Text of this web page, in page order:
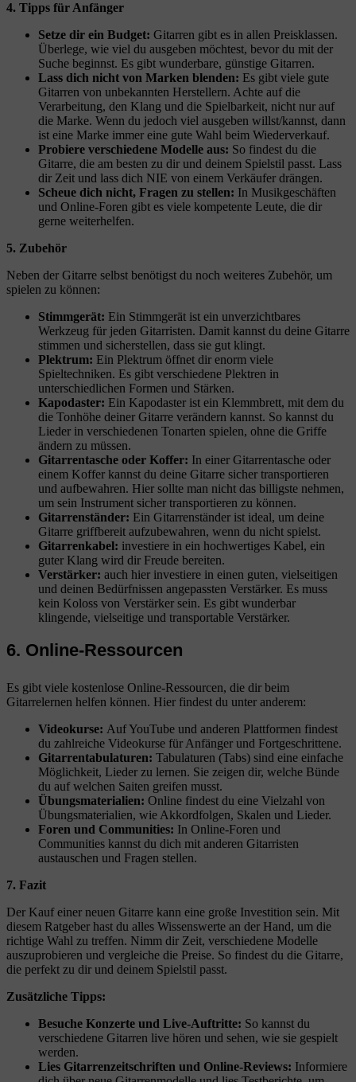
4. Tipps für Anfänger
Setze dir ein Budget: Gitarren gibt es in allen Preisklassen.
Überlege, wie viel du ausgeben möchtest, bevor du mit der
Suche beginnst. Es gibt wunderbare, günstige Gitarren.
Lass dich nicht von Marken blenden: Es gibt viele gute
Gitarren von unbekannten Herstellern. Achte auf die
Verarbeitung, den Klang und die Spielbarkeit, nicht nur auf
die Marke. Wenn du jedoch viel ausgeben willst/kannst, dann
ist eine Marke immer eine gute Wahl beim Wiederverkauf.
Probiere verschiedene Modelle aus: So findest du die
Gitarre, die am besten zu dir und deinem Spielstil passt. Lass
dir Zeit und lass dich NIE von einem Verkäufer drängen.
Scheue dich nicht, Fragen zu stellen: In Musikgeschäften
und Online-Foren gibt es viele kompetente Leute, die dir
gerne weiterhelfen.
5. Zubehör
Neben der Gitarre selbst benötigst du noch weiteres Zubehör, um
spielen zu können:
Stimmgerät: Ein Stimmgerät ist ein unverzichtbares
Werkzeug für jeden Gitarristen. Damit kannst du deine Gitarre
stimmen und sicherstellen, dass sie gut klingt.
Plektrum: Ein Plektrum öffnet dir enorm viele
Spieltechniken. Es gibt verschiedene Plektren in
unterschiedlichen Formen und Stärken.
Kapodaster: Ein Kapodaster ist ein Klemmbrett, mit dem du
die Tonhöhe deiner Gitarre verändern kannst. So kannst du
Lieder in verschiedenen Tonarten spielen, ohne die Griffe
ändern zu müssen.
Gitarrentasche oder Koffer: In einer Gitarrentasche oder
einem Koffer kannst du deine Gitarre sicher transportieren
und aufbewahren. Hier sollte man nicht das billigste nehmen,
um sein Instrument sicher transportieren zu können.
Gitarrenständer: Ein Gitarrenständer ist ideal, um deine
Gitarre griffbereit aufzubewahren, wenn du nicht spielst.
Gitarrenkabel: investiere in ein hochwertiges Kabel, ein
guter Klang wird dir Freude bereiten.
Verstärker: auch hier investiere in einen guten, vielseitigen
und deinen Bedürfnissen angepassten Verstärker. Es muss
kein Koloss von Verstärker sein. Es gibt wunderbar
klingende, vielseitige und transportable Verstärker.
6. Online-Ressourcen
Es gibt viele kostenlose Online-Ressourcen, die dir beim
Gitarrelernen helfen können. Hier findest du unter anderem:
Videokurse: Auf YouTube und anderen Plattformen findest
du zahlreiche Videokurse für Anfänger und Fortgeschrittene.
Gitarrentabulaturen: Tabulaturen (Tabs) sind eine einfache
Möglichkeit, Lieder zu lernen. Sie zeigen dir, welche Bünde
du auf welchen Saiten greifen musst.
Übungsmaterialien: Online findest du eine Vielzahl von
Übungsmaterialien, wie Akkordfolgen, Skalen und Lieder.
Foren und Communities: In Online-Foren und
Communities kannst du dich mit anderen Gitarristen
austauschen und Fragen stellen.
7. Fazit
Der Kauf einer neuen Gitarre kann eine große Investition sein. Mit
diesem Ratgeber hast du alles Wissenswerte an der Hand, um die
richtige Wahl zu treffen. Nimm dir Zeit, verschiedene Modelle
auszuprobieren und vergleiche die Preise. So findest du die Gitarre,
die perfekt zu dir und deinem Spielstil passt.
Zusätzliche Tipps:
Besuche Konzerte und Live-Auftritte: So kannst du
verschiedene Gitarren live hören und sehen, wie sie gespielt
werden.
Lies Gitarrenzeitschriften und Online-Reviews: Informiere